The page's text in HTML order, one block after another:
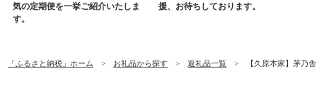
気の定期便を一挙ご紹介いたしま
す。
援、お待ちしております。
「ふるさと納税」ホーム お礼品から探す 返礼品一覧 【久原本家】茅乃